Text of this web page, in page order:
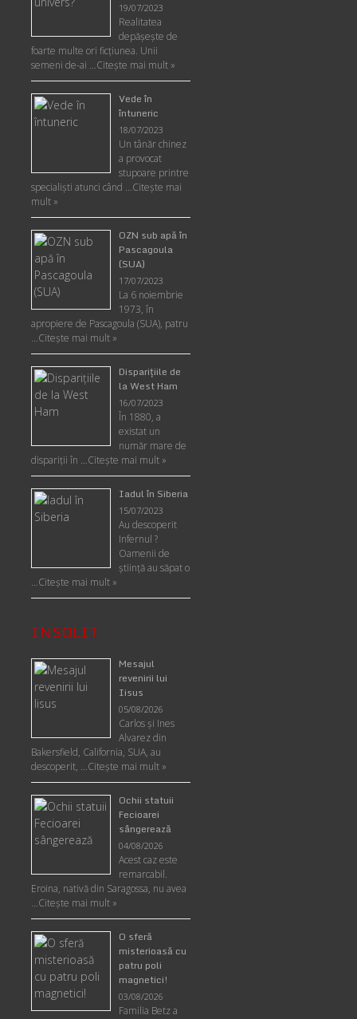
19/07/2023
Realitatea
depăşeşte de
foarte multe ori ficţiunea. Unii
semeni de-ai …Citește mai mult »
Vede în
întuneric
18/07/2023
Un tânăr chinez
a provocat
stupoare printre
specialişti atunci când …Citește mai
mult »
OZN sub apă în
Pascagoula
(SUA)
17/07/2023
La 6 noiembrie
1973, în
apropiere de Pascagoula (SUA), patru
…Citește mai mult »
Disparițiile de
la West Ham
16/07/2023
În 1880, a
existat un
număr mare de
dispariții în …Citește mai mult »
Iadul în Siberia
15/07/2023
Au descoperit
Infernul ?
Oamenii de
ştiinţă au săpat o
…Citește mai mult »
INSOLIT
Mesajul
revenirii lui
Iisus
05/08/2026
Carlos şi Ines
Alvarez din
Bakersfield, California, SUA, au
descoperit, …Citeşte mai mult »
Ochii statuii
Fecioarei
sângerează
04/08/2026
Acest caz este
remarcabil.
Eroina, nativă din Saragossa, nu avea
…Citeşte mai mult »
O sferă
misterioasă cu
patru poli
magnetici!
03/08/2026
Familia Betz a